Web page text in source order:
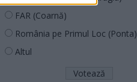
FAR (Coarnă)
România pe Primul Loc (Ponta)
Altul